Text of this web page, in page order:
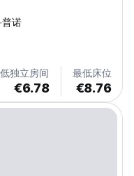
诺
独立房间
€6.78
最低床位
€8.76